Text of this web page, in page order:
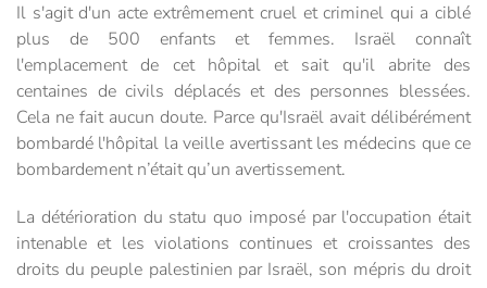
Il s'agit d'un acte extrêmement cruel et criminel qui a ciblé
plus de 500 enfants et femmes. Israël connaît
l'emplacement de cet hôpital et sait qu'il abrite des
centaines de civils déplacés et des personnes blessées.
Cela ne fait aucun doute. Parce qu'Israël avait délibérément
bombardé l'hôpital la veille avertissant les médecins que ce
bombardement n’était qu’un avertissement.
La détérioration du statu quo imposé par l'occupation était
intenable et les violations continues et croissantes des
droits du peuple palestinien par Israël, son mépris du droit